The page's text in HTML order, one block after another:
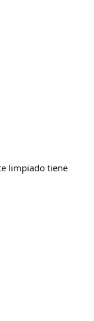
limpiado tiene